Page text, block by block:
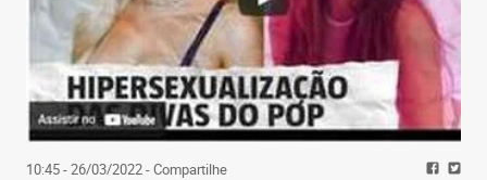
10:45 - 26/03/2022- Compartilhe